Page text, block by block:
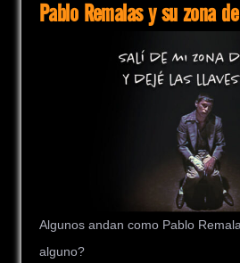
Pablo Remalas y su zona
Algunos andan como Pablo
alguno?